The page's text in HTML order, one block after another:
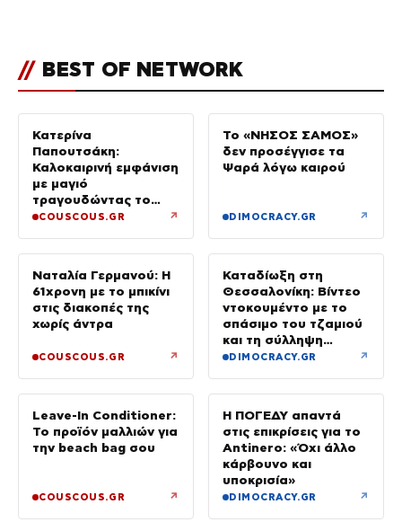
// BEST OF NETWORK
Κατερίνα
Παπουτσάκη:
Καλοκαιρινή εμφάνιση
με μαγιό
τραγουδώντας το
«Καλοκαιρινά
COUSCOUS.GR ↗
Το «ΝΗΣΟΣ ΣΑΜΟΣ»
δεν προσέγγισε τα
Ψαρά λόγω καιρού
DIMOCRACY.GR ↗
Ναταλία Γερμανού: Η
61χρονη με το μπικίνι
στις διακοπές της
χωρίς άντρα
COUSCOUS.GR ↗
Καταδίωξη στη
Θεσσαλονίκη: Βίντεο
ντοκουμέντο με το
σπάσιμο του τζαμιού
και τη σύλληψη
37χρονου με
DIMOCRACY.GR ↗
Leave-In Conditioner:
Το προϊόν μαλλιών για
την beach bag σου
COUSCOUS.GR ↗
Η ΠΟΓΕΔΥ απαντά
στις επικρίσεις για το
Antinero: «Όχι άλλο
κάρβουνο και
υποκρισία»
DIMOCRACY.GR ↗